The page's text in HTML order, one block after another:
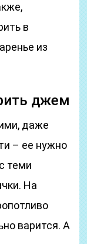
в
из
джем
даже
– ее нужно
теми
На
варится. А